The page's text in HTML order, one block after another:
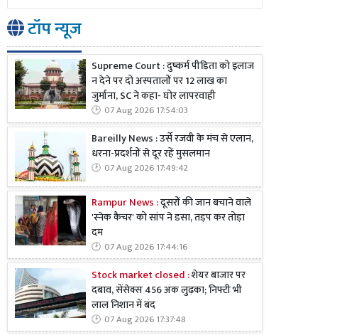
टॉप न्यूज
Supreme Court : दुष्कर्म पीड़िता को इलाज
न देने पर दो अस्पतालों पर 12 लाख का
जुर्माना, SC ने कहा- घोर लापरवाही
07 Aug 2026 17:54:03
Bareilly News : उर्से रजवी के मंच से एलान,
धरना-प्रदर्शनों से दूर रहें मुसलमान
07 Aug 2026 17:49:42
Rampur News :दूसरों की जान बचाने वाले
'स्नेक कैचर' को सांप ने डसा, तड़प कर तोड़ा
दम
07 Aug 2026 17:44:16
Stock market closed :शेयर बाजार पर
दबाव, सेंसेक्स 456 अंक लुढ़का; निफ्टी भी
लाल निशान में बंद
07 Aug 2026 17:37:48